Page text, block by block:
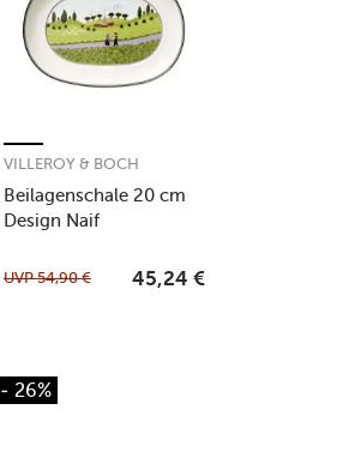
Beilagenschale 20 cm
Design Naif
VILLEROY & BOCH
UVP54,90 € 45,24 €
- 26%